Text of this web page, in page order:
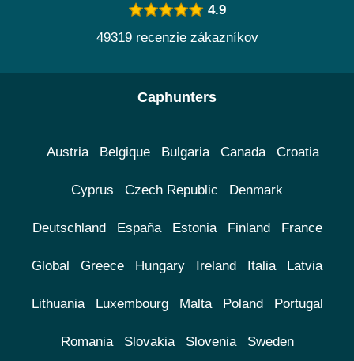
4.9
49319 recenzie zákazníkov
Caphunters
Austria Belgique Bulgaria Canada Croatia
Cyprus Czech Republic Denmark
Deutschland España Estonia Finland France
Global Greece Hungary Ireland Italia Latvia
Lithuania Luxembourg Malta Poland Portugal
Romania Slovakia Slovenia Sweden